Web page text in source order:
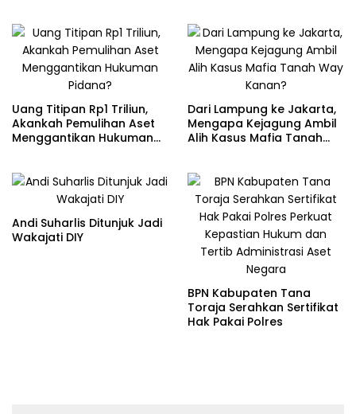
Uang Titipan Rp1 Triliun,
Akankah Pemulihan Aset
Menggantikan Hukuman
Dari Lampung ke Jakarta,
Mengapa Kejagung Ambil
Alih Kasus Mafia Tanah
Andi Suharlis Ditunjuk Jadi
Wakajati DIY
BPN Kabupaten Tana
Toraja Serahkan Sertifikat
Hak Pakai Polres